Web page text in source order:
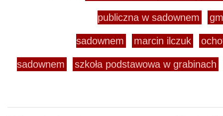
publiczna w sadownem
sadownem marcin ilczuk
sadownem szkoła podstawowa w grabinach